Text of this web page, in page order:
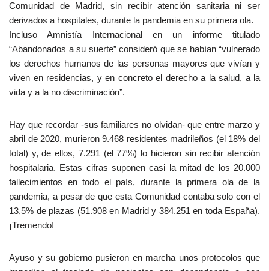
Comunidad de Madrid, sin recibir atención sanitaria ni ser
derivados a hospitales, durante la pandemia en su primera ola.
Incluso Amnistía Internacional en un informe titulado
“Abandonados a su suerte” consideró que se habían “vulnerado
los derechos humanos de las personas mayores que vivían y
viven en residencias, y en concreto el derecho a la salud, a la
vida y a la no discriminación”.
Hay que recordar -sus familiares no olvidan- que entre marzo y
abril de 2020, murieron 9.468 residentes madrileños (el 18% del
total) y, de ellos, 7.291 (el 77%) lo hicieron sin recibir atención
hospitalaria. Estas cifras suponen casi la mitad de los 20.000
fallecimientos en todo el país, durante la primera ola de la
pandemia, a pesar de que esta Comunidad contaba solo con el
13,5% de plazas (51.908 en Madrid y 384.251 en toda España).
¡Tremendo!
Ayuso y su gobierno pusieron en marcha unos protocolos que